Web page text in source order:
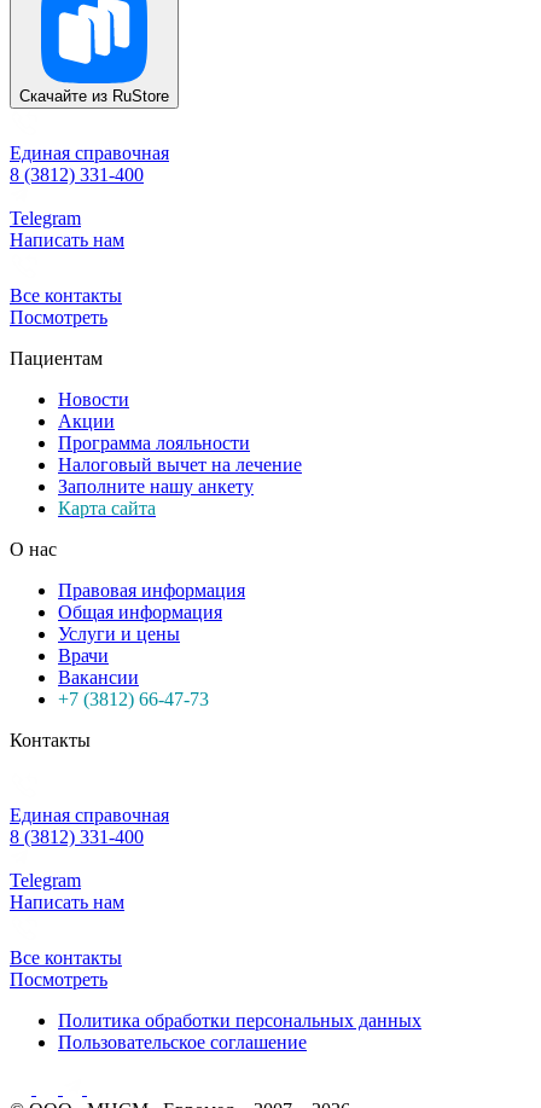
Скачайте из RuStore
Единая справочная
8 (3812) 331-400
Telegram
Написать нам
Все контакты
Посмотреть
Пациентам
Новости
Акции
Программа лояльности
Налоговый вычет на лечение
Заполните нашу анкету
Карта сайта
О нас
Правовая информация
Общая информация
Услуги и цены
Врачи
Вакансии
+7 (3812) 66-47-73
Контакты
Единая справочная
8 (3812) 331-400
Telegram
Написать нам
Все контакты
Посмотреть
Политика обработки персональных данных
Пользовательское соглашение